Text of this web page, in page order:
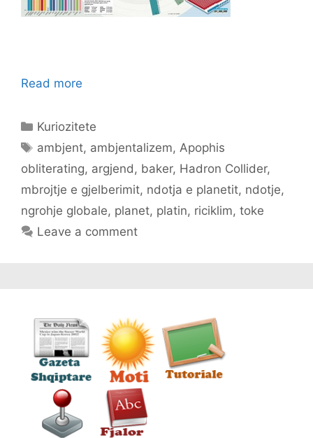
Read more
Categories
Kuriozitete
Tags
ambjent, ambjentalizem,Apophis
obliterating, argjend, baker, Hadron Collider,
mbrojtje e gjelberimit, ndotja e planetit, ndotje,
ngrohje globale, planet, platin, riciklim, toke
Leave a comment